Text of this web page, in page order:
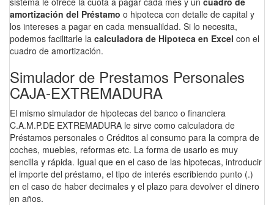
amortización del Préstamo o hipoteca con detalle de capital y
los intereses a pagar en cada mensualildad. Si lo necesita,
podemos facilitarle la calculadora de Hipoteca en Excel con el
cuadro de amortización.
Simulador de Prestamos Personales
CAJA-EXTREMADURA
El mismo simulador de hipotecas del banco o financiera
C.A.M.P.DE EXTREMADURA le sirve como calculadora de
Préstamos personales o Créditos al consumo para la compra de
coches, muebles, reformas etc. La forma de usarlo es muy
sencilla y rápida. Igual que en el caso de las hipotecas, introducir
el importe del préstamo, el tipo de interés escribiendo punto (.)
en el caso de haber decimales y el plazo para devolver el dinero
en años.